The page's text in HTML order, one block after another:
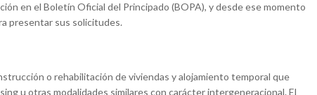
en el Boletín Oficial del Principado (BOPA), y desde ese momento
presentar sus solicitudes.
o rehabilitación de viviendas y alojamiento temporal que
u otras modalidades similares con carácter intergeneracional. El